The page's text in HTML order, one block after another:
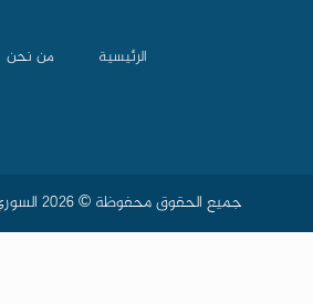
الرئيسية من نحن
جميع الحقوق محفوظة © 2026 السوري اليوم | صنع بـ